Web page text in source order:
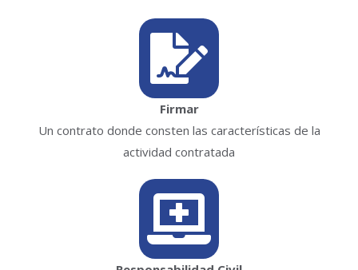
Firmar
Un contrato donde consten las características de la
actividad contratada